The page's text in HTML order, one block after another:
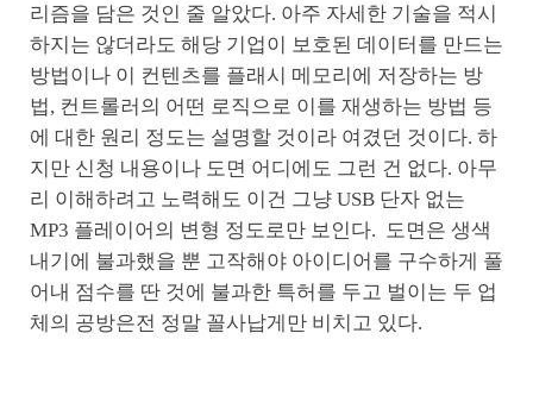
리즘을 담은 것인 줄 알았다. 아주 자세한 기술을 적시
하지는 않더라도 해당 기업이 보호된 데이터를 만드는
방법이나 이 컨텐츠를 플래시 메모리에 저장하는 방
법, 컨트롤러의 어떤 로직으로 이를 재생하는 방법 등
에 대한 원리 정도는 설명할 것이라 여겼던 것이다. 하
지만 신청 내용이나 도면 어디에도 그런 건 없다. 아무
리 이해하려고 노력해도 이건 그냥 USB 단자 없는
MP3 플레이어의 변형 정도로만 보인다. 도면은 생색
내기에 불과했을 뿐 고작해야 아이디어를 구수하게 풀
어내 점수를 딴 것에 불과한 특허를 두고 벌이는 두 업
체의 공방은전 정말 꼴사납게만 비치고 있다.